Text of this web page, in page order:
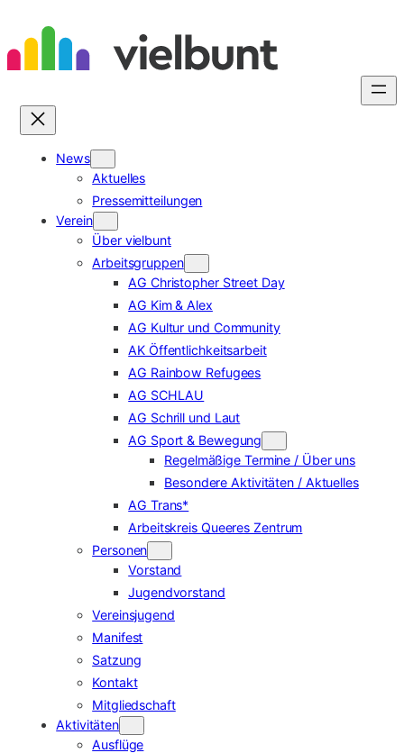
Inhalt
springen
News
Aktuelles
Pressemitteilungen
Verein
Über vielbunt
Arbeitsgruppen
AG Christopher Street Day
AG Kim & Alex
AG Kultur und Community
AK Öffentlichkeitsarbeit
AG Rainbow Refugees
AG SCHLAU
AG Schrill und Laut
AG Sport & Bewegung
Regelmäßige Termine / Über uns
Besondere Aktivitäten / Aktuelles
AG Trans*
Arbeitskreis Queeres Zentrum
Personen
Vorstand
Jugendvorstand
Vereinsjugend
Manifest
Satzung
Kontakt
Mitgliedschaft
Aktivitäten
Ausflüge